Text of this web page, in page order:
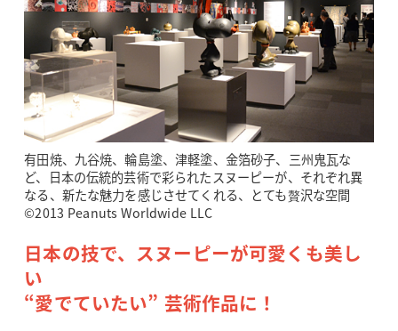
有田焼、九谷焼、輪島塗、津軽塗、金箔砂子、三州鬼瓦な
ど、日本の伝統的芸術で彩られたスヌーピーが、それぞれ異
なる、新たな魅力を感じさせてくれる、とても贅沢な空間
©2013 Peanuts Worldwide LLC
日本の技で、スヌーピーが可愛くも美し
い
“愛でていたい” 芸術作品に！